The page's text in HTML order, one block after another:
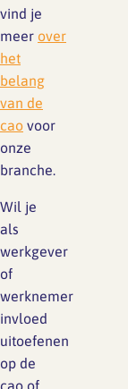
vind je
meer over
het
belang
van de
cao voor
onze
branche.
Wil je
als
werkgever
of
werknemer
invloed
uitoefenen
op de
cao of